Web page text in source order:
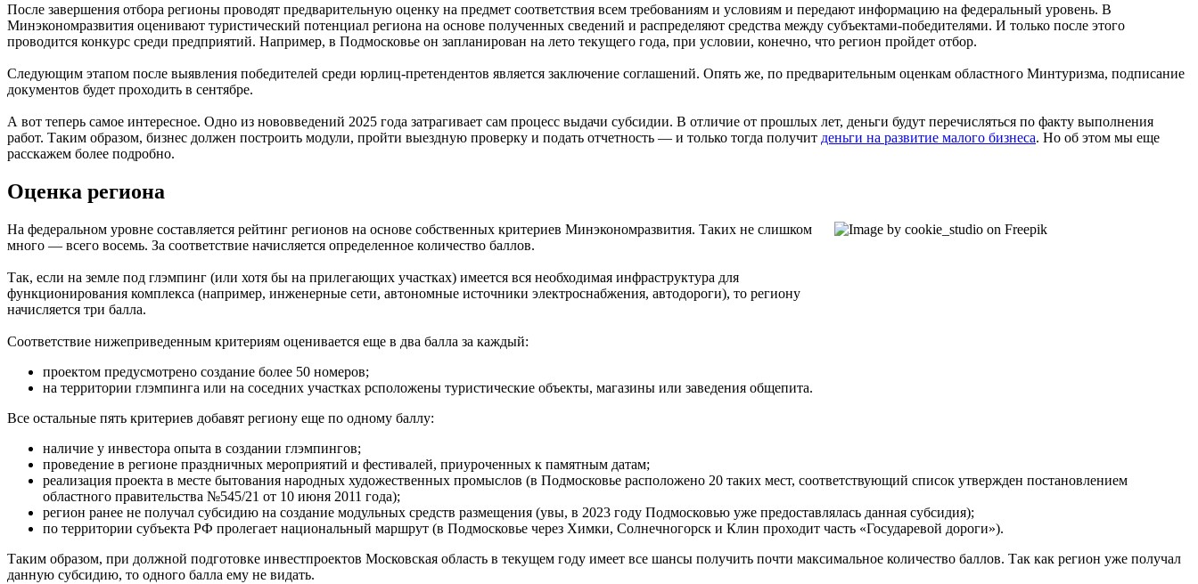
После завершения отбора регионы проводят предварительную оценку на предмет соответствия всем требованиям и условиям и передают информацию на федеральный уровень. В
Минэкономразвития оценивают туристический потенциал региона на основе полученных сведений и распределяют средства между субъектами-победителями. И только после этого
проводится конкурс среди предприятий. Например, в Подмосковье он запланирован на лето текущего года, при условии, конечно, что регион пройдет отбор.
Следующим этапом после выявления победителей среди юрлиц-претендентов является заключение соглашений. Опять же, по предварительным оценкам областного Минтуризма, подписание
документов будет проходить в сентябре.
А вот теперь самое интересное. Одно из нововведений 2025 года затрагивает сам процесс выдачи субсидии. В отличие от прошлых лет, деньги будут перечисляться по факту выполнения
работ. Таким образом, бизнес должен построить модули, пройти выездную проверку и подать отчетность — и только тогда получит деньги на развитие малого бизнеса. Но об этом мы еще
расскажем более подробно.
Оценка региона
На федеральном уровне составляется рейтинг регионов на основе собственных критериев Минэкономразвития. Таких не слишком
много — всего восемь. За соответствие начисляется определенное количество баллов.
Так, если на земле под глэмпинг (или хотя бы на прилегающих участках) имеется вся необходимая инфраструктура для
функционирования комплекса (например, инженерные сети, автономные источники электроснабжения, автодороги), то региону
начисляется три балла.
Соответствие нижеприведенным критериям оценивается еще в два балла за каждый:
проектом предусмотрено создание более 50 номеров;
на территории глэмпинга или на соседних участках рсположены туристические объекты, магазины или заведения общепита.
Все остальные пять критериев добавят региону еще по одному баллу:
наличие у инвестора опыта в создании глэмпингов;
проведение в регионе праздничных мероприятий и фестивалей, приуроченных к памятным датам;
реализация проекта в месте бытования народных художественных промыслов (в Подмосковье расположено 20 таких мест, соответствующий список утвержден постановлением
областного правительства №545/21 от 10 июня 2011 года);
регион ранее не получал субсидию на создание модульных средств размещения (увы, в 2023 году Подмосковью уже предоставлялась данная субсидия);
по территории субъекта РФ пролегает национальный маршрут (в Подмосковье через Химки, Солнечногорск и Клин проходит часть «Государевой дороги»).
Таким образом, при должной подготовке инвестпроектов Московская область в текущем году имеет все шансы получить почти максимальное количество баллов. Так как регион уже получал
данную субсидию, то одного балла ему не видать.